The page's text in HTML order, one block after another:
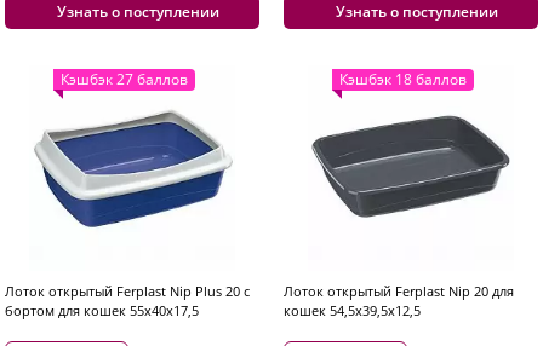
Узнать о поступлении Узнать о поступлении
Кэшбэк 27 баллов
Лоток открытый Ferplast Nip Plus 20 с
бортом для кошек 55x40x17,5
Кэшбэк 18 баллов
Лоток открытый Ferplast Nip 20 для
кошек 54,5x39,5x12,5